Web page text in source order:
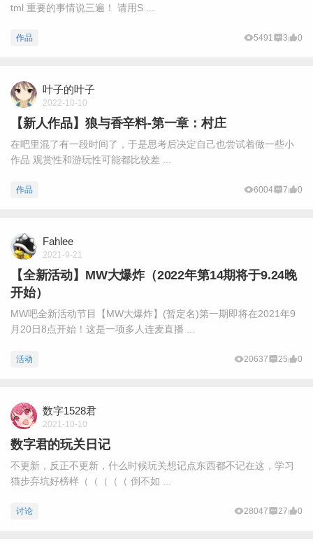
tml 重要的事情说三遍！ 请用S ...
作品 5491 3 0
叶子的叶子
2022-10-10
【新人作品】狼与香辛料-第一章：村庄
在吧里混了有一段时间了，于是思考后决定自己也尝试着做一些小
作品 观赏性和游玩性可能都比较差 ...
作品 6004 7 0
Fahlee
2021-9-21
【全新活动】MW大爆炸（2022年第14期将于9.24晚
开始）
MW吧全新活动节目【MW大爆炸】(暂定名)第一期即将在2021年9
月20日8点开始！这是一项多人连麦直播 ...
活动 20637 25 0
数字1528君
2021-10-10
数字君的玩关日记
不更新，反正不更新，什么时候玩关想记点东西都不记在这，学习
猫步弃坑好榜样（（（（（ 倒不如 ...
讨论 28047 27 0